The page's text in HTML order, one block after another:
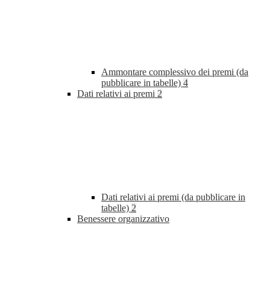
Ammontare complessivo dei premi (da
pubblicare in tabelle) 4
Dati relativi ai premi 2
Dati relativi ai premi (da pubblicare in
tabelle) 2
Benessere organizzativo